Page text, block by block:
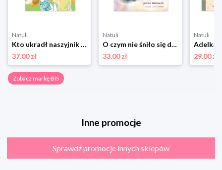
Natuli
Kto ukradł naszyjnik babci Feli? Bis
37.00 zł
Natuli
O czym nie śniło się dorosłym Bis
33.00 zł
Natuli
29.00 zł
Zobacz markę BIS
Inne promocje
Sprawdź promocje innych sklepów